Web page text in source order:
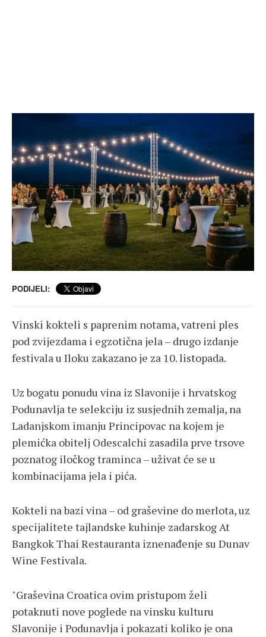
PODIJELI:
Vinski kokteli s paprenim notama, vatreni ples
pod zvijezdama i egzotična jela – drugo izdanje
festivala u Iloku zakazano je za 10. listopada.
Uz bogatu ponudu vina iz Slavonije i hrvatskog
Podunavlja te selekciju iz susjednih zemalja, na
Ladanjskom imanju Principovac na kojem je
plemićka obitelj Odescalchi zasadila prve trsove
poznatog iločkog traminca – uživat će se u
kombinacijama jela i pića.
Kokteli na bazi vina – od graševine do merlota, uz
specijalitete tajlandske kuhinje zadarskog At
Bangkok Thai Restauranta iznenađenje su Dunav
Wine Festivala.
"Graševina Croatica ovim pristupom želi
potaknuti nove poglede na vinsku kulturu
Slavonije i Podunavlja i pokazati koliko je ona